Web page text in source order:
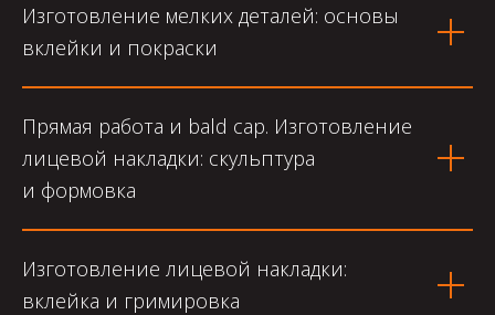
Изготовление мелких деталей: основы
вклейки и покраски
Прямая работа и bald cap. Изготовление
лицевой накладки: скульптура
и формовка
Изготовление лицевой накладки:
вклейка и гримировка